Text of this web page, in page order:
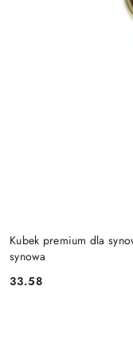
Kubek premium dla
synowa
Cena:
33.58